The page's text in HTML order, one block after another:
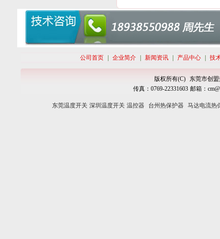
公司首页 企业简介 新闻资讯 产品中心 技
版权所有(C) 东莞市创
传真： 0769-22331603 邮箱：
东莞温度开关 深圳温度开关 温控器 台州热保护器 马达电流热